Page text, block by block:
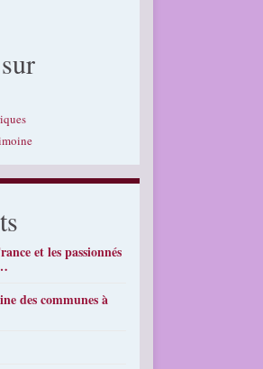
et les passionnés
des communes à